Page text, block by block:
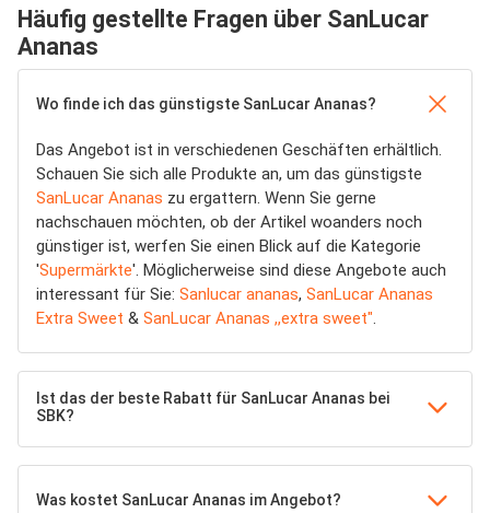
Häufig gestellte Fragen über SanLucar
Ananas
Wo finde ich das günstigste SanLucar Ananas?
Das Angebot ist in verschiedenen Geschäften erhältlich.
Schauen Sie sich alle Produkte an, um das günstigste
SanLucar Ananas zu ergattern. Wenn Sie gerne
nachschauen möchten, ob der Artikel woanders noch
günstiger ist, werfen Sie einen Blick auf die Kategorie
'Supermärkte'. Möglicherweise sind diese Angebote auch
interessant für Sie: Sanlucar ananas, SanLucar Ananas
Extra Sweet & SanLucar Ananas ,,extra sweet".
Ist das der beste Rabatt für SanLucar Ananas bei
SBK?
Was kostet SanLucar Ananas im Angebot?